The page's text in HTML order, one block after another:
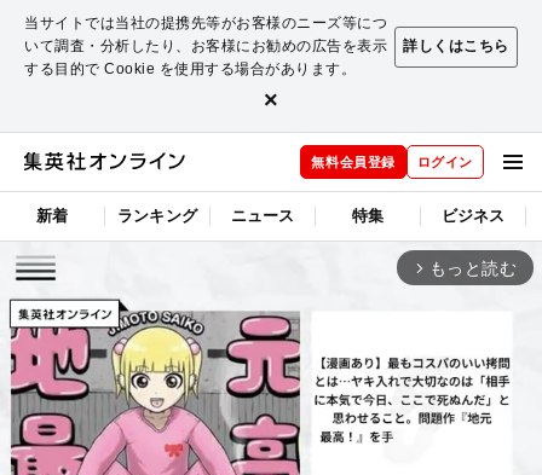
当サイトでは当社の提携先等がお客様のニーズ等につ
いて調査・分析したり、お客様にお勧めの広告を表示
する目的で Cookie を使用する場合があります。
詳しくはこちら
×
無料会員登録 ログイン
新着 ランキング ニュース 特集 ビジネス
arrow_forward_ios もっと読む